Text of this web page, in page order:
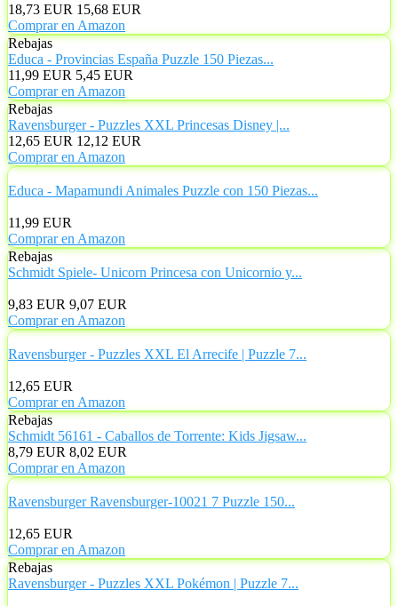
18,73 EUR 15,68 EUR
Comprar en Amazon
Rebajas
Educa - Provincias España Puzzle 150 Piezas...
11,99 EUR 5,45 EUR
Comprar en Amazon
Rebajas
Ravensburger - Puzzles XXL Princesas Disney |...
12,65 EUR 12,12 EUR
Comprar en Amazon
Educa - Mapamundi Animales Puzzle con 150 Piezas...
11,99 EUR
Comprar en Amazon
Rebajas
Schmidt Spiele- Unicorn Princesa con Unicornio y...
9,83 EUR 9,07 EUR
Comprar en Amazon
Ravensburger - Puzzles XXL El Arrecife | Puzzle 7...
12,65 EUR
Comprar en Amazon
Rebajas
Schmidt 56161 - Caballos de Torrente: Kids Jigsaw...
8,79 EUR 8,02 EUR
Comprar en Amazon
Ravensburger Ravensburger-10021 7 Puzzle 150...
12,65 EUR
Comprar en Amazon
Rebajas
Ravensburger - Puzzles XXL Pokémon | Puzzle 7...